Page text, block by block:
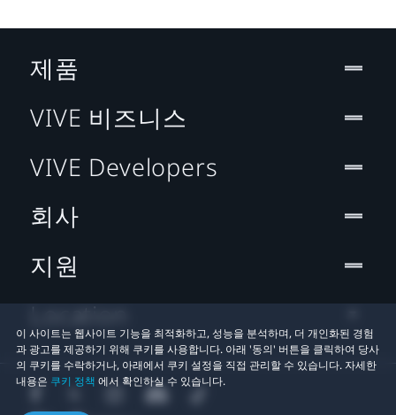
이 사이트는 웹사이트 기능을 최적화하고, 성능을 분석하며, 더 개인화된 경험
과 광고를 제공하기 위해 쿠키를 사용합니다. 아래 '동의' 버튼을 클릭하여 당사
의 쿠키를 수락하거나, 아래에서 쿠키 설정을 직접 관리할 수 있습니다. 자세한
내용은 쿠키 정책 에서 확인하실 수 있습니다.
제품
VIVE 비즈니스
VIVE Developers
회사
지원
Location